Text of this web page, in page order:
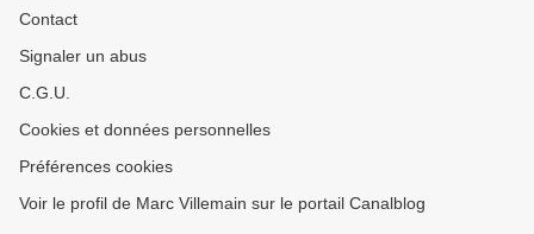
Contact
Signaler un abus
C.G.U.
Cookies et données personnelles
Préférences cookies
Voir le profil de Marc Villemain sur le portail Canalblog